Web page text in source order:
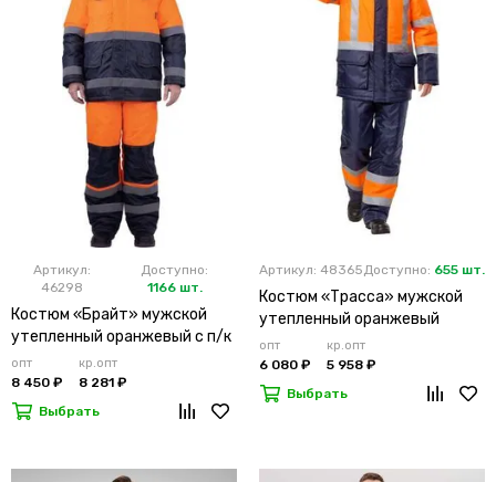
Артикул:
46298
Доступно:
1166 шт.
Костюм «Брайт» мужской
утепленный оранжевый с п/к
опт
8 450 ₽
кр.опт
8 281 ₽
Выбрать
Артикул: 48365Доступно: 655 шт.
Костюм «Трасса» мужской
утепленный оранжевый
опт
6 080 ₽
кр.опт
5 958 ₽
Выбрать